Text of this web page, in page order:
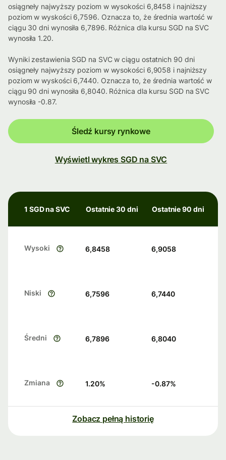
osiągneły najwyższy poziom w wysokości 6,8458 i najniższy
poziom w wyskości 6,7596. Oznacza to, że średnia wartość w
ciągu 30 dni wynosiła 6,7896. Różnica dla kursu SGD na SVC
wynosiła 1.20.
Wyniki zestawienia SGD na SVC w ciągu ostatnich 90 dni
osiągneły najwyższy poziom w wysokości 6,9058 i najniższy
poziom w wyskości 6,7440. Oznacza to, że średnia wartość w
ciągu 90 dni wynosiła 6,8040. Różnica dla kursu SGD na SVC
wynosiła -0.87.
Śledź kursy rynkowe
Wyświetl wykres SGD na SVC
1 SGD na SVC Ostatnie 30 dni Ostatnie 90 dni
Wysoki 6,8458 6,9058
Niski 6,7596 6,7440
Średni 6,7896 6,8040
Zmiana 1.20% -0.87%
Zobacz pełną historię